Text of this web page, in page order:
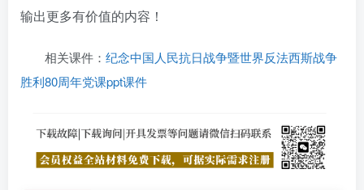
输出更多有价值的内容！
相关课件： 纪念中国人民抗日战争暨世界反法西斯战争
胜利80周年党课ppt课件